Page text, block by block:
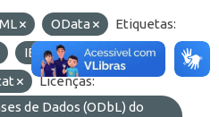
OData
Etiquetas:
IED
Portfólio
Licenças:
de Dados (ODbL) do